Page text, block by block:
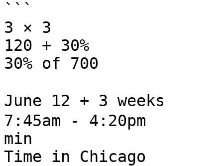
```
3 × 3
120 + 30%
30% of 700
June 12 + 3 weeks
7:45am - 4:20pm
min
Time in Chicago